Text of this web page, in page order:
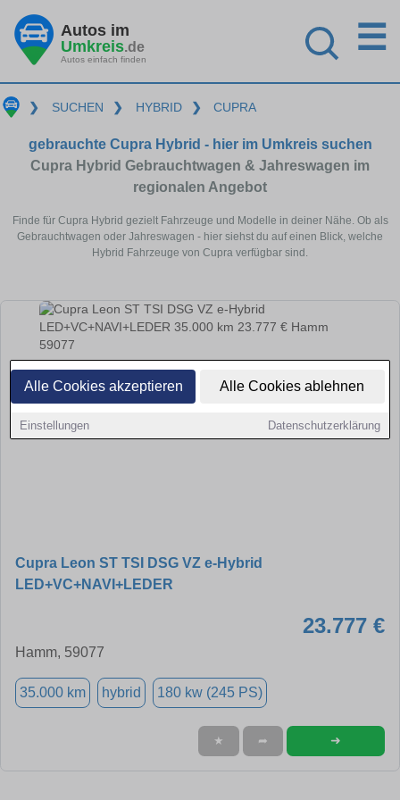
Alle Cookies akzeptieren Alle Cookies ablehnen
Einstellungen Datenschutzerklärung
Autos im
Umkreis.de
Autos einfach finden
☰
❯ SUCHEN ❯ HYBRID ❯ CUPRA
gebrauchte Cupra Hybrid - hier im Umkreis suchen
Cupra Hybrid Gebrauchtwagen & Jahreswagen im
regionalen Angebot
Finde für Cupra Hybrid gezielt Fahrzeuge und Modelle in deiner Nähe. Ob als
Gebrauchtwagen oder Jahreswagen - hier siehst du auf einen Blick, welche
Hybrid Fahrzeuge von Cupra verfügbar sind.
Cupra Leon ST TSI DSG VZ e-Hybrid
LED+VC+NAVI+LEDER
23.777 €
Hamm, 59077
35.000 km hybrid 180 kw (245 PS)
★ ➦ ➜